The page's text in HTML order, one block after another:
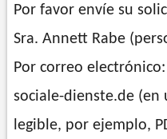
Por favor envíe su
Sra. Annett Rabe
Por correo
sociale-dienste.de
legible, por ejemplo,